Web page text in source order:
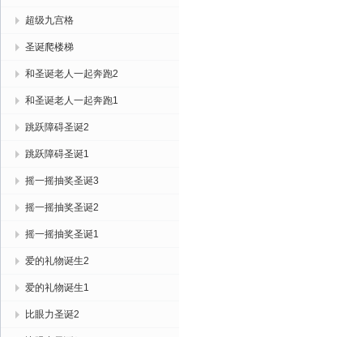
超级九宫格
圣诞爬楼梯
和圣诞老人一起奔跑2
和圣诞老人一起奔跑1
跳跃障碍圣诞2
跳跃障碍圣诞1
摇一摇抽奖圣诞3
摇一摇抽奖圣诞2
摇一摇抽奖圣诞1
爱的礼物诞生2
爱的礼物诞生1
比眼力圣诞2